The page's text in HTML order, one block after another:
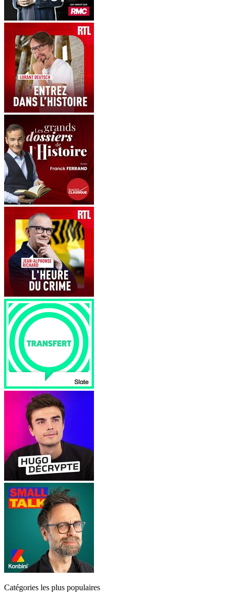
Catégories les plus populaires